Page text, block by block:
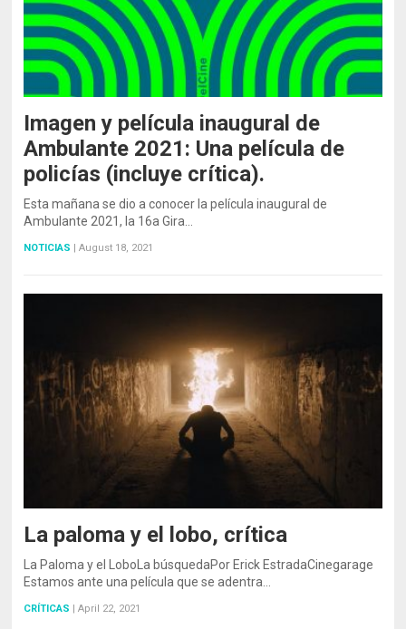
Imagen y película inaugural de
Ambulante 2021: Una película de
policías (incluye crítica).
Esta mañana se dio a conocer la película inaugural de
Ambulante 2021, la 16a Gira…
NOTICIAS | August 18, 2021
La paloma y el lobo, crítica
La Paloma y el LoboLa búsquedaPor Erick EstradaCinegarage
Estamos ante una película que se adentra…
CRÍTICAS April 22, 2021